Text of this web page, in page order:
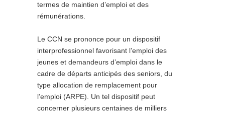
termes de maintien d’emploi et des
rémunérations.
Le CCN se prononce pour un dispositif
interprofessionnel favorisant l’emploi des
jeunes et demandeurs d’emploi dans le
cadre de départs anticipés des seniors, du
type allocation de remplacement pour
l’emploi (ARPE). Un tel dispositif peut
concerner plusieurs centaines de milliers